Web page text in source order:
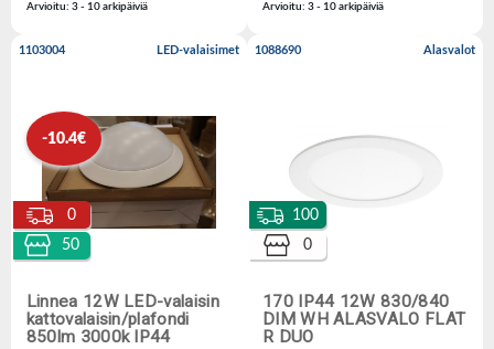
Arvioitu: 3 - 10 arkipäiviä Arvioitu: 3 - 10 arkipäiviä
-10.4€
1103004 LED-valaisimet
Linnea 12W LED-valaisin
kattovalaisin/plafondi
850lm 3000k IP44
0
50
1088690 Alasvalot
170 IP44 12W 830/840
DIM WH ALASVALO FLAT
R DUO
100
0